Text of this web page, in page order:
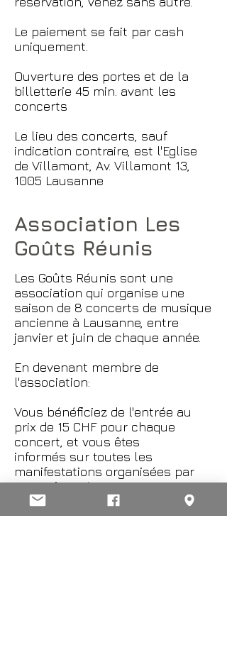
Le paiement se fait par cash
uniquement.
Ouverture des portes et de la
billetterie 45 min. avant les
concerts
Le lieu des concerts, sauf
indication contraire, est l'Eglise
de Villamont, Av. Villamont 13,
1005 Lausanne
Association Les
Goûts Réunis
Les Goûts Réunis sont une
association qui organise une
saison de 8 concerts de musique
ancienne à Lausanne, entre
janvier et juin de chaque année.
En devenant membre de
l'association:
Vous bénéficiez de l'entrée au
prix de 15 CHF pour chaque
concert, et vous êtes
informés sur toutes les
manifestations organisées par
Les Goûts Réunis.
Adhésion: